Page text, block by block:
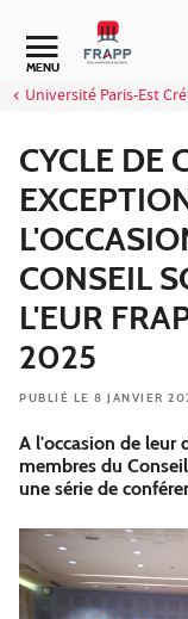
Aller au contenu
Navigation secondaire
MENU
Université Paris-Est
CYCLE DE
CONSEIL
L'EUR
2025
PUBLIÉ LE 8 JANVIER
A l'occasion de leur
membres du
une série de